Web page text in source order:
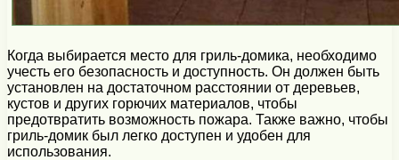
Когда выбирается место для гриль-домика, необходимо
учесть его безопасность и доступность. Он должен быть
установлен на достаточном расстоянии от деревьев,
кустов и других горючих материалов, чтобы
предотвратить возможность пожара. Также важно, чтобы
гриль-домик был легко доступен и удобен для
использования.